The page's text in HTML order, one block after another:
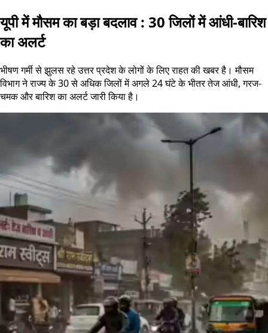
यूपी में मौसम का बड़ा बदलाव : 30 जिलों में आंधी-बारिश
का अलर्ट
भीषण गर्मी से झुलस रहे उत्तर प्रदेश के लोगों के लिए राहत की खबर है। मौसम
विभाग ने राज्य के 30 से अधिक जिलों में अगले 24 घंटे के भीतर तेज आंधी, गरज-
चमक और बारिश का अलर्ट जारी किया है।